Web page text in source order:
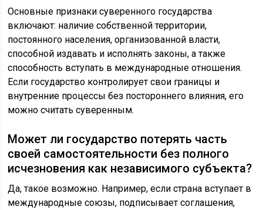
Основные признаки суверенного государства
включают: наличие собственной территории,
постоянного населения, организованной власти,
способной издавать и исполнять законы, а также
способность вступать в международные отношения.
Если государство контролирует свои границы и
внутренние процессы без постороннего влияния, его
можно считать суверенным.
Может ли государство потерять часть
своей самостоятельности без полного
исчезновения как независимого субъекта?
Да, такое возможно. Например, если страна вступает в
международные союзы, подписывает соглашения,